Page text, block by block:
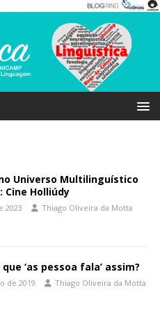
ferramentas
Universo Multilinguístico
Cine Holliúdy
2023
Thiago Oliveira da Motta
que ‘as pessoa fala’ assim?
de 2019
Thiago Oliveira da Motta